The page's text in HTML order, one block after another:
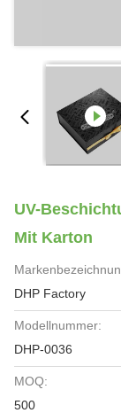
UV-
Mit Karton
DHP Factory
Modellnummer:
DHP-0036
MOQ:
500